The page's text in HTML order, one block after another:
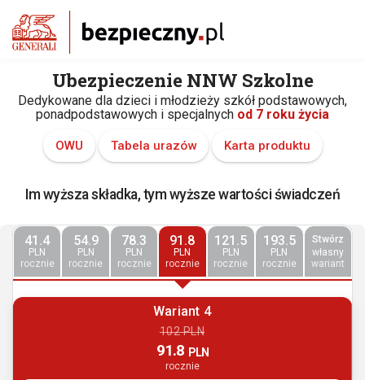
Ubezpieczenie NNW Szkolne
Dedykowane dla dzieci i młodzieży szkół podstawowych,
ponadpodstawowych i specjalnych od 7 roku życia
OWU Tabela urazów Karta produktu
Im wyższa składka, tym wyższe wartości świadczeń
41.4
PLN
rocznie
54.9
PLN
rocznie
78.3
PLN
rocznie
91.8
PLN
rocznie
121.5
PLN
rocznie
193.5
PLN
rocznie
Stwórz
własny
wariant
Wariant 4
102 PLN
91.8 PLN
rocznie